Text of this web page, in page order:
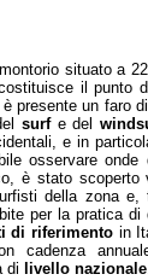
situato a
il punto
presente un faro
surfe del
e in
osservare
è stato scoperto
della zona e,
per la pratica di
di riferimentoin
cadenza
di livello nazionale